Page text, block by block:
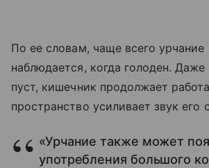
По ее словам, чаще всего урчание
наблюдается, когда голоден.
пуст, кишечник продолжает
пространство усиливает звук его
«Урчание также может
употребления большого